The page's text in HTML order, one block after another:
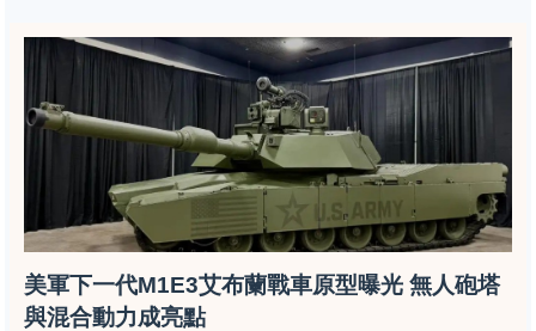
美軍下一代M1E3艾布蘭戰車原型曝光 無人砲塔
與混合動力成亮點